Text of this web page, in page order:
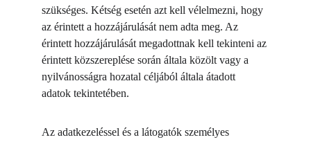
szükséges. Kétség esetén azt kell vélelmezni, hogy
az érintett a hozzájárulását nem adta meg. Az
érintett hozzájárulását megadottnak kell tekinteni az
érintett közszereplése során általa közölt vagy a
nyilvánosságra hozatal céljából általa átadott
adatok tekintetében.
Az adatkezeléssel és a látogatók személyes